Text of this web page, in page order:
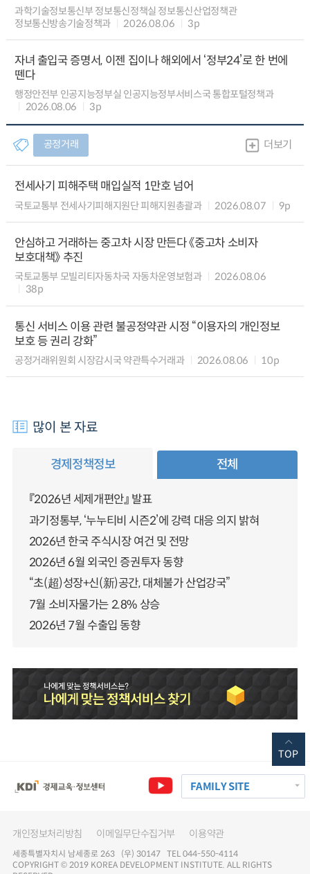
과학기술정보통신부 정보통신정책실 정보통신산업정책관
정보통신방송기술정책과
2026.08.06 3p
자녀 출입국 증명서, 이젠 집이나 해외에서 ‘정부24’로 한 번에
뗀다
행정안전부 인공지능정부실 인공지능정부서비스국 통합포털정책과
2026.08.06
3p
공정거래 더보기
전세사기 피해주택 매입실적 1만호 넘어
국토교통부 전세사기피해지원단 피해지원총괄과 2026.08.07 9p
안심하고 거래하는 중고차 시장 만든다 《중고차 소비자
보호대책》 추진
국토교통부 모빌리티자동차국 자동차운영보험과
2026.08.06
38p
통신 서비스 이용 관련 불공정약관 시정 “이용자의 개인정보
보호 등 권리 강화”
공정거래위원회 시장감시국 약관특수거래과 2026.08.06 10p
많이 본 자료
경제정책정보 전체
『2026년 세제개편안』 발표
과기정통부, ‘누누티비 시즌2’에 강력 대응 의지 밝혀
2026년 한국 주식시장 여건 및 전망
2026년 6월 외국인 증권투자 동향
“초(超)성장+신(新)공간, 대체불가 산업강국”
7월 소비자물가는 2.8% 상승
2026년 7월 수출입 동향
FAMILY SITE
개인정보처리방침 이메일무단수집거부 이용약관
세종특별자치시 남세종로 263 (우) 30147 TEL 044-550-4114
COPYRIGHT © 2019 KOREA DEVELOPMENT INSTITUTE. ALL RIGHTS
TOP